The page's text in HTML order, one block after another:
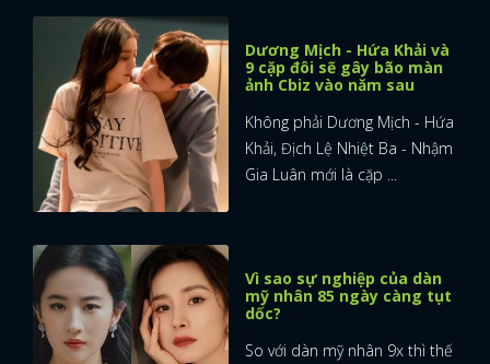
Dương Mịch - Hứa Khải và
9 cặp đôi sẽ gây bão màn
ảnh Cbiz vào năm sau
Không phải Dương Mịch - Hứa
Khải, Địch Lệ Nhiệt Ba - Nhậm
Gia Luân mới là cặp ...
Vì sao sự nghiệp của dàn
mỹ nhân 85 ngày càng tụt
dốc?
So với dàn mỹ nhân 9x thì thế